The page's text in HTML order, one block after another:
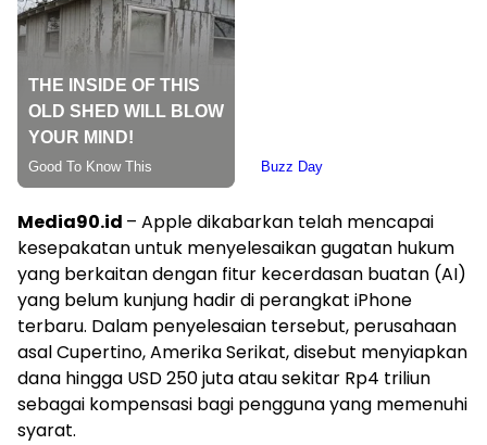
Media90.id – Apple dikabarkan telah mencapai
kesepakatan untuk menyelesaikan gugatan hukum
yang berkaitan dengan fitur kecerdasan buatan (AI)
yang belum kunjung hadir di perangkat iPhone
terbaru. Dalam penyelesaian tersebut, perusahaan
asal Cupertino, Amerika Serikat, disebut menyiapkan
dana hingga USD 250 juta atau sekitar Rp4 triliun
sebagai kompensasi bagi pengguna yang memenuhi
syarat.